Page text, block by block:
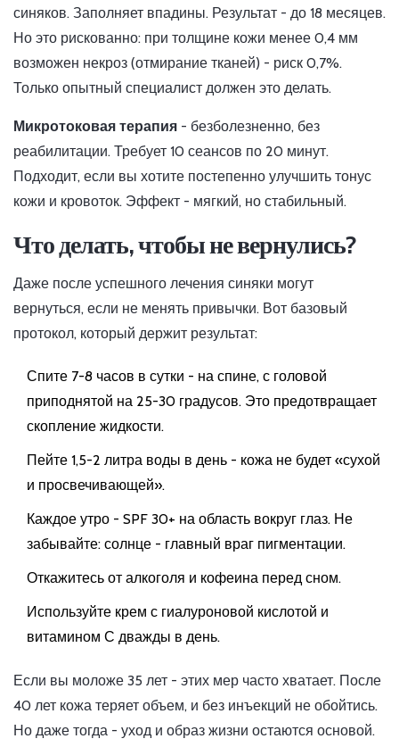
синяков. Заполняет впадины. Результат - до 18 месяцев.
Но это рискованно: при толщине кожи менее 0,4 мм
возможен некроз (отмирание тканей) - риск 0,7%.
Только опытный специалист должен это делать.
Микротоковая терапия - безболезненно, без
реабилитации. Требует 10 сеансов по 20 минут.
Подходит, если вы хотите постепенно улучшить тонус
кожи и кровоток. Эффект - мягкий, но стабильный.
Что делать, чтобы не вернулись?
Даже после успешного лечения синяки могут
вернуться, если не менять привычки. Вот базовый
протокол, который держит результат:
Спите 7-8 часов в сутки - на спине, с головой
приподнятой на 25-30 градусов. Это предотвращает
скопление жидкости.
Пейте 1,5-2 литра воды в день - кожа не будет «сухой
и просвечивающей».
Каждое утро - SPF 30+ на область вокруг глаз. Не
забывайте: солнце - главный враг пигментации.
Откажитесь от алкоголя и кофеина перед сном.
Используйте крем с гиалуроновой кислотой и
витамином С дважды в день.
Если вы моложе 35 лет - этих мер часто хватает. После
40 лет кожа теряет объем, и без инъекций не обойтись.
Но даже тогда - уход и образ жизни остаются основой.